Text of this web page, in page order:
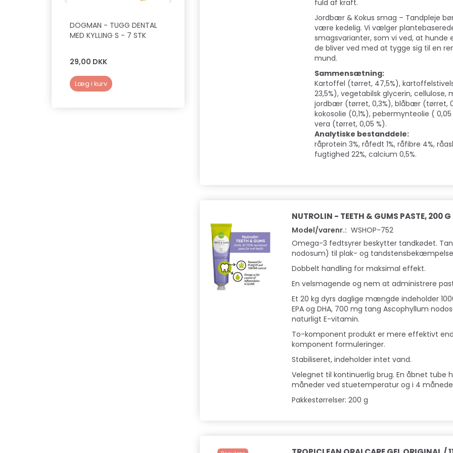
DOGMAN - TUGG DENTAL
MED KYLLING S - 7 STK
29,00 DKK
Læg i kurv
B&B BAMBUS
RENSESERVIETTER
89,00 DKK
Læg i kurv
DOGMAN -
MED KYLLING
Læg i kurv
fuld af kraft.
Jordbær & Kokus smag – Tandpleje
være kedelig. Vi vælger
smagsvarianter, som vi ved, at hunde
de bliver ved med at tygge sig til en
mund.
Sammensætning:
Kartoffel (tørret, 47,5%),
23,5%), vegetabilsk glycerin, cellulose,
jordbær (tørret, 0,3%), blåbær (tørret,
kokosolie (0,1%), pebermynteolie ( 0,05
vera (tørret, 0,05 %).
Analytiske bestanddele:
råprotein 3%, råfedt 1%, råfibre 4%,
fugtighed 22%, calcium 0,5%.
NUTROLIN - TEETH & GUMS PASTE, 200 G
Model/varenr.: WSHOP-752
Omega-3 fedtsyrer beskytter tandkødet.
nodosum) til plak- og
Dobbelt handling for maksimal effekt.
En velsmagende og nem at administrere
Et 20 kg dyrs daglige mængde indeholder
EPA og DHA, 700 mg tang Ascophyllum
naturligt E-vitamin.
To-komponent produkt er mere effektivt
komponent formuleringer.
Stabiliseret, indeholder intet vand.
Velegnet til kontinuerlig brug. En åbnet tube
måneder ved stuetemperatur og i 4
Pakkestørrelser: 200 g